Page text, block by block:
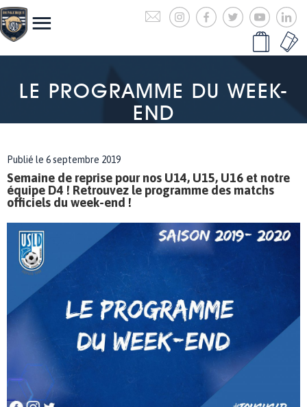
LE PROGRAMME DU WEEK-
END
Publié le 6 septembre 2019
Semaine de reprise pour nos U14, U15, U16 et notre
équipe D4 ! Retrouvez le programme des matchs
officiels du week-end !